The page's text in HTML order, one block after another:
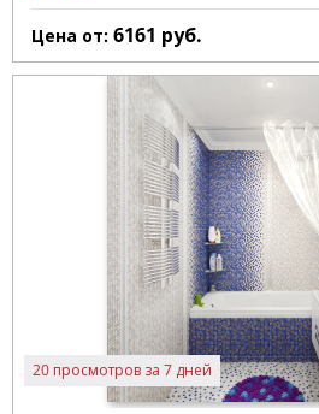
Цена от: 6161 руб.
20 просмотров за 7 дней